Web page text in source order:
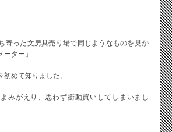
寄った文房具売り場で同じようなものを見か
ター」
めて知りました。
みがえり、思わず衝動買いしてしまいまし